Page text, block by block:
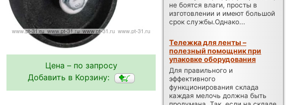
Цена – по запросу
Добавить в Корзину:
не боятся влаги, просты в
изготовлении и имеют большой
срок службы.Однако...
Тележка для ленты –
полезный помощник при
упаковке оборудования
Для правильного и
эффективного
функционирования склада
каждая мелочь должна быть